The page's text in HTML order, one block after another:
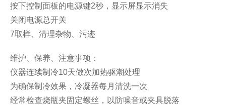
按下控制面板的电源键2秒，显示屏显示消失
关闭电源总开关
7取样、清理杂物、污迹
维护、保养、注意事项：
仪器连续制冷10天做次加热驱潮处理
为确保制冷效果，冷凝器每月清洗一次
经常检查烧瓶夹固定螺丝，以防噪音或夹具脱落